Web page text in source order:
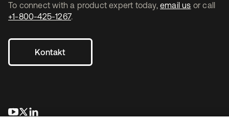
To connect with a product expert today, email us or call
+1-800-425-1267.
Kontakt
wird in einer neuen Registerkarte geöffnet
wird in einer neuen Registerkarte geöffnet